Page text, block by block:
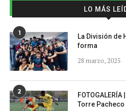
LO MÁS
1
La División de
forma
28 marzo, 2025
2
Torre Pacheco